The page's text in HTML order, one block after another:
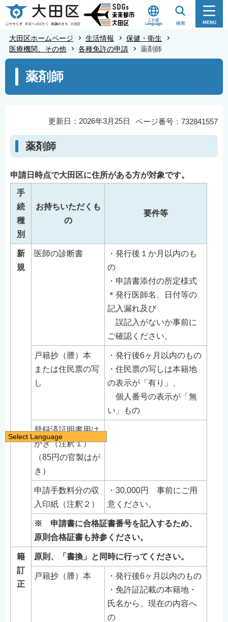
こ
の
ジ
大田区ホームページ 生活情報
保健・衛生
医療機関、その他
各種免許の申請 薬剤師
こ
ら
薬剤師
ページ番号：732841557
更新日：2026年3月25日
薬剤師
申請日時点で大田区に住所がある方が対象です。
手
続
種
別
お持ちいただくも
の
要件等
新
規
医師の診断書
・発行後１か月以内のも
の
・申請書添付の所定様式
＊発行医師名、日付等の
記入漏れ及び
誤記入がないか事前に
ご確認ください。
戸籍抄（謄）本
または住民票の写
し
・発行後6ヶ月以内のもの
・住民票の写しは本籍地
の表示が「有り」、
個人番号の表示が「無
い」もの
登録済証明書用は
がき（注釈１）
（85円の官製はが
き）
申請手数料分の収
入印紙（注釈２）
・30,000円 事前にご用
意ください。
※ 申請書に合格証書番号を記入するため、
原則合格証書も持参ください。
籍
訂
正
原則、「書換」と同時に行ってください。
戸籍抄（謄）本
・発行後6ヶ月以内のもの
・免許証記載の本籍地・
氏名から、現在の内容へ
の
Select Language
简体中文
한국어
Filipino